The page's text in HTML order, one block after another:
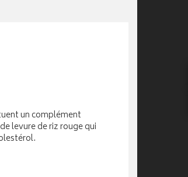
un complément
levure de riz rouge qui